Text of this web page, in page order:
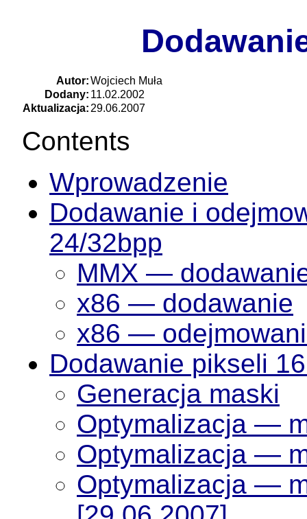
Autor:Wojciech Muła
Dodany: 11.02.2002
Aktualizacja:29.06.2007
Contents
Wprowadzenie
Dodawanie i
24/32bpp
MMX —
x86 — dodawanie
x86 —
Dodawanie pikseli
Generacja maski
Optymalizacja —
Optymalizacja —
Optymalizacja —